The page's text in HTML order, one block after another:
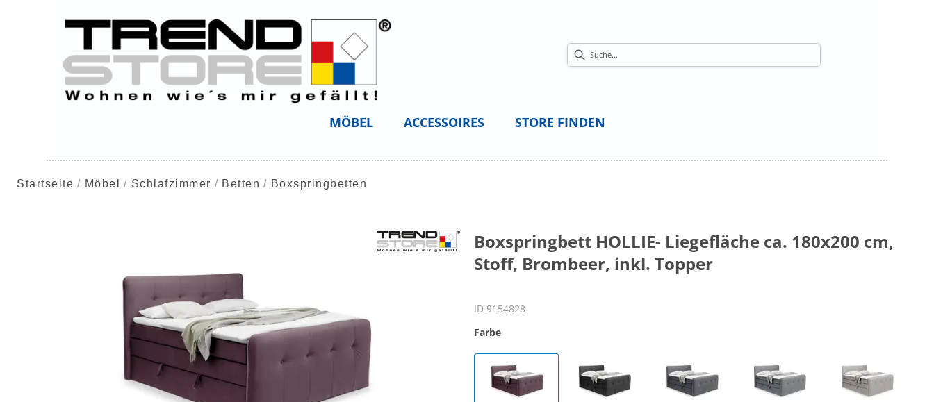
MÖBEL ACCESSOIRES STORE FINDEN
Startseite Möbel Schlafzimmer Betten Boxspringbetten
Boxspringbett HOLLIE- Liegefläche ca. 180x200 cm,
Stoff, Brombeer, inkl. Topper
ID 9154828
Farbe